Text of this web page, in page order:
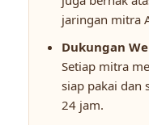
jaringan mitra
Dukungan
Setiap mitra
siap pakai dan
24 jam.